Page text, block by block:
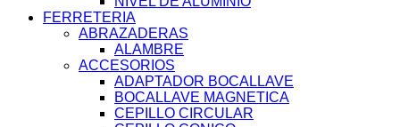
FERRETERIA
ABRAZADERAS
ALAMBRE
ACCESORIOS
ADAPTADOR BOCALLAVE
BOCALLAVE MAGNETICA
CEPILLO CIRCULAR